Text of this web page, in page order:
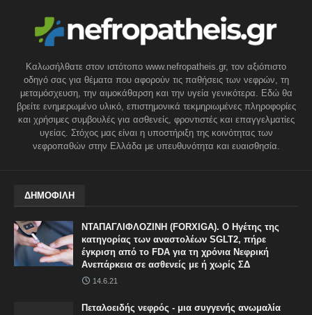
Καλωσήλθατε στον ιστότοπο www.nefropatheis.gr, τον αξιόπιστο
οδηγό σας για θέματα που αφορούν τις παθήσεις των νεφρών, τη
μεταμόσχευση, την αιμοκάθαρση και την υγεία γενικότερα. Εδώ θα
βρείτε ενημερωμένο υλικό, επιστημονικά τεκμηριωμένες πληροφορίες
και χρήσιμες συμβουλές για ασθενείς, φροντιστές και επαγγελματίες
υγείας. Στόχος μας είναι η υποστήριξη της κοινότητας των
νεφροπαθών στην Ελλάδα με υπευθυνότητα και ευαισθησία.
ΔΗΜΟΦΙΛΗ
ΝΤΑΠΑΓΛΙΦΛΟΖΙΝΗ (FORXIGA). Ο Ηγέτης της
κατηγορίας των αναστολέων SGLT2, πήρε
έγκριση από το FDA για τη χρόνια Νεφρική
Ανεπάρκεια σε ασθενείς με ή χωρίς ΣΔ
14.6.21
Πεταλοειδής νεφρός - μια συγγενής ανωμαλία